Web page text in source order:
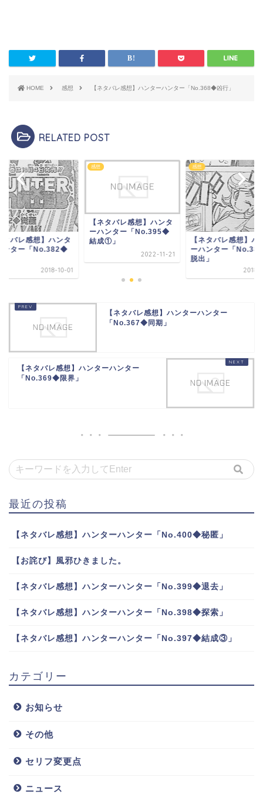
HOME 感想 【ネタバレ感想】ハンターハンター「No.368◆凶行」
RELATED POST
タバレ感想】ハンタ
ンター「No.382◆
2018-10-01
感想
【ネタバレ感想】ハンタ
ーハンター「No.395◆
結成①」
2022-11-21
感想
【ネタバレ感想】ハ
ーハンター「
脱出」
2018-
【ネタバレ感想】ハンターハンター
「No.367◆同期」
【ネタバレ感想】ハンターハンター
「No.369◆限界」
最近の投稿
【ネタバレ感想】ハンターハンター「No.400◆秘匿」
【お詫び】風邪ひきました。
【ネタバレ感想】ハンターハンター「No.399◆退去」
【ネタバレ感想】ハンターハンター「No.398◆探索」
【ネタバレ感想】ハンターハンター「No.397◆結成③」
カテゴリー
お知らせ
その他
セリフ変更点
ニュース